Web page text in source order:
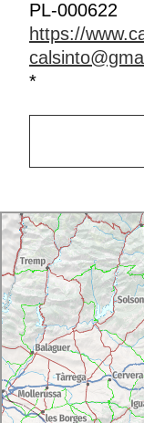
PL-000622
https://
*